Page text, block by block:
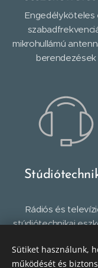
Engedélyköteles
mikrohullámú
berendezések
Rádiós és
stúdiótechnikai
Sütiket használunk,
működését és